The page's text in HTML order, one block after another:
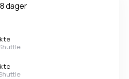
8 dager